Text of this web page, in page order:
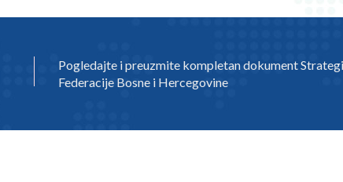
Pogledajte i preuzmite kompletan dokument
Federacije Bosne i Hercegovine